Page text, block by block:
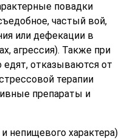
повадки
частый вой,
или дефекации в
агрессия). Также при
едят, отказываются от
терапии
препараты и
непищевого характера)